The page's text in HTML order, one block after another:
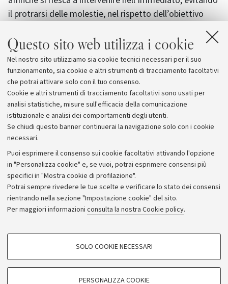
Questo sito web utilizza i cookie
Nel nostro sito utilizziamo sia cookie tecnici necessari per il suo
funzionamento, sia cookie e altri strumenti di tracciamento facoltativi
che potrai attivare solo con il tuo consenso.
Cookie e altri strumenti di tracciamento facoltativi sono usati per
analisi statistiche, misure sull'efficacia della comunicazione
istituzionale e analisi dei comportamenti degli utenti.
Se chiudi questo banner continuerai la navigazione solo con i cookie
necessari.
Puoi esprimere il consenso sui cookie facoltativi attivando l'opzione
in "Personalizza cookie" e, se vuoi, potrai esprimere consensi più
specifici in "Mostra cookie di profilazione".
Potrai sempre rivedere le tue scelte e verificare lo stato dei consensi
rientrando nella sezione "Impostazione cookie" del sito.
Per maggiori informazioni consulta la nostra Cookie policy.
COOKIE DI PROFILAZIONE - FACOLTATIVI
SOLO COOKIE NECESSARI
PERSONALIZZA COOKIE
il protrarsi delle molestie, nel rispetto dell’obiettivo
protezione. Il nuovo codice, in coerenza con il Codice
etico dell’Ateneo, traccia il percorso informale di
segnalazione di molestie. Altri regolamenti disciplinano
invece il percorso di denuncia e segnalazione formale.
Archivio
Comunicati stampa
Redazione
Rassegna stampa